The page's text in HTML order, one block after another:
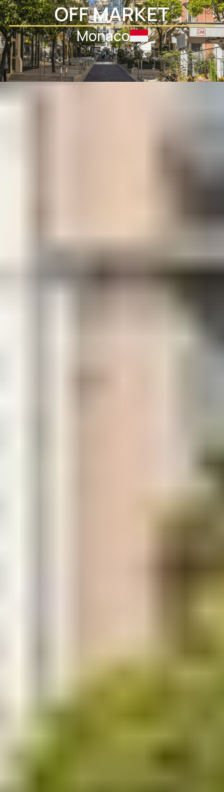
OFF MARKET
Monaco